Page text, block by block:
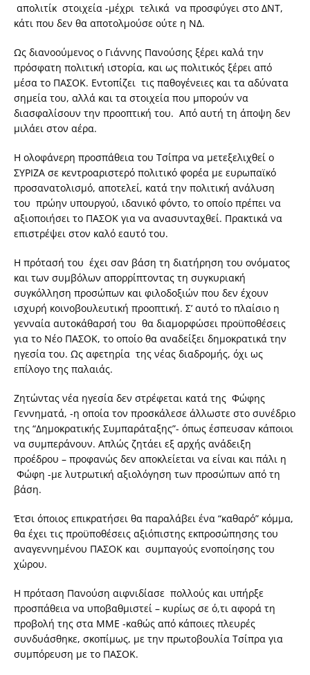
απολιτίκ στοιχεία -μέχρι τελικά να προσφύγει στο ΔΝΤ,
κάτι που δεν θα αποτολμούσε ούτε η ΝΔ.
Ως διανοούμενος ο Γιάννης Πανούσης ξέρει καλά την
πρόσφατη πολιτική ιστορία, και ως πολιτικός ξέρει από
μέσα το ΠΑΣΟΚ. Εντοπίζει τις παθογένειες και τα αδύνατα
σημεία του, αλλά και τα στοιχεία που μπορούν να
διασφαλίσουν την προοπτική του. Από αυτή τη άποψη δεν
μιλάει στον αέρα.
Η ολοφάνερη προσπάθεια του Τσίπρα να μετεξελιχθεί ο
ΣΥΡΙΖΑ σε κεντροαριστερό πολιτικό φορέα με ευρωπαϊκό
προσανατολισμό, αποτελεί, κατά την πολιτική ανάλυση
του πρώην υπουργού, ιδανικό φόντο, το οποίο πρέπει να
αξιοποιήσει το ΠΑΣΟΚ για να ανασυνταχθεί. Πρακτικά να
επιστρέψει στον καλό εαυτό του.
Η πρότασή του έχει σαν βάση τη διατήρηση του ονόματος
και των συμβόλων απορρίπτοντας τη συγκυριακή
συγκόλληση προσώπων και φιλοδοξιών που δεν έχουν
ισχυρή κοινοβουλευτική προοπτική. Σ’ αυτό το πλαίσιο η
γενναία αυτοκάθαρσή του θα διαμορφώσει προϋποθέσεις
για το Νέο ΠΑΣΟΚ, το οποίο θα αναδείξει δημοκρατικά την
ηγεσία του. Ως αφετηρία της νέας διαδρομής, όχι ως
επίλογο της παλαιάς.
Ζητώντας νέα ηγεσία δεν στρέφεται κατά της Φώφης
Γεννηματά, -η οποία τον προσκάλεσε άλλωστε στο συνέδριο
της “Δημοκρατικής Συμπαράταξης”- όπως έσπευσαν κάποιοι
να συμπεράνουν. Απλώς ζητάει εξ αρχής ανάδειξη
προέδρου – προφανώς δεν αποκλείεται να είναι και πάλι η
Φώφη -με λυτρωτική αξιολόγηση των προσώπων από τη
βάση.
Έτσι όποιος επικρατήσει θα παραλάβει ένα “καθαρό” κόμμα,
θα έχει τις προϋποθέσεις αξιόπιστης εκπροσώπησης του
αναγεννημένου ΠΑΣΟΚ και συμπαγούς ενοποίησης του
χώρου.
Η πρόταση Πανούση αιφνιδίασε πολλούς και υπήρξε
προσπάθεια να υποβαθμιστεί – κυρίως σε ό,τι αφορά τη
προβολή της στα ΜΜΕ -καθώς από κάποιες πλευρές
συνδυάσθηκε, σκοπίμως, με την πρωτοβουλία Τσίπρα για
συμπόρευση με το ΠΑΣΟΚ.